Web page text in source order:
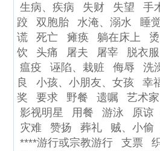
生病、疾病
失财 失望 手
跤
双胞胎 水淹、溺水 睡
谎
死亡 瘫痪 躺在床上
饮
头痛 屠夫 屠宰 脱衣服
瘟疫
诬陷、栽赃 侮辱 洗
良
小孩、小朋友、女孩 幸
奖
要求 野餐 遗嘱 艺术家
影视明星
用餐 游泳 原谅
灾难
赞扬 葬礼 贼、小偷
****游行或宗教游行
支票